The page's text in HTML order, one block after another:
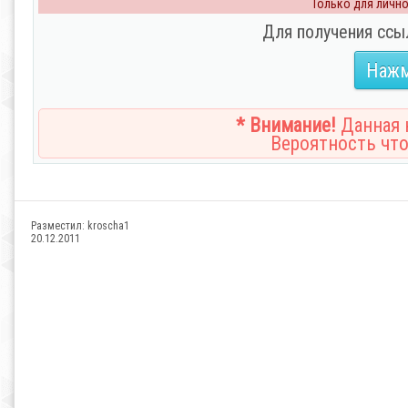
Только для
Для получения
* Внимание! Данная
Вероятность
Разместил: kroscha1
20.12.2011